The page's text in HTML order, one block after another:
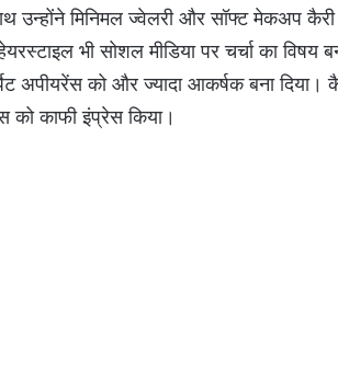
उन्होंने मिनिमल ज्वेलरी और सॉफ्ट मेकअप
भी सोशल मीडिया पर चर्चा का
अपीयरेंस को और ज्यादा आकर्षक बना
को काफी इंप्रेस किया।